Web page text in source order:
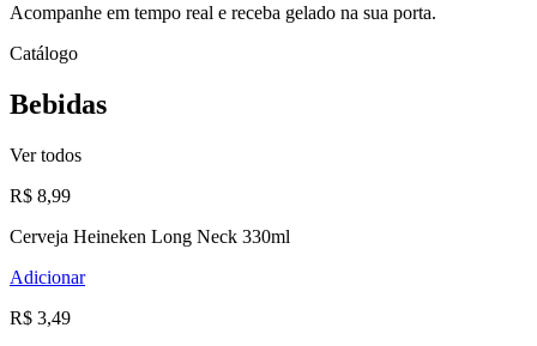
Acompanhe em tempo real e receba gelado na sua porta.
Catálogo
Bebidas
Ver todos
R$ 8,99
Cerveja Heineken Long Neck 330ml
Adicionar
R$ 3,49